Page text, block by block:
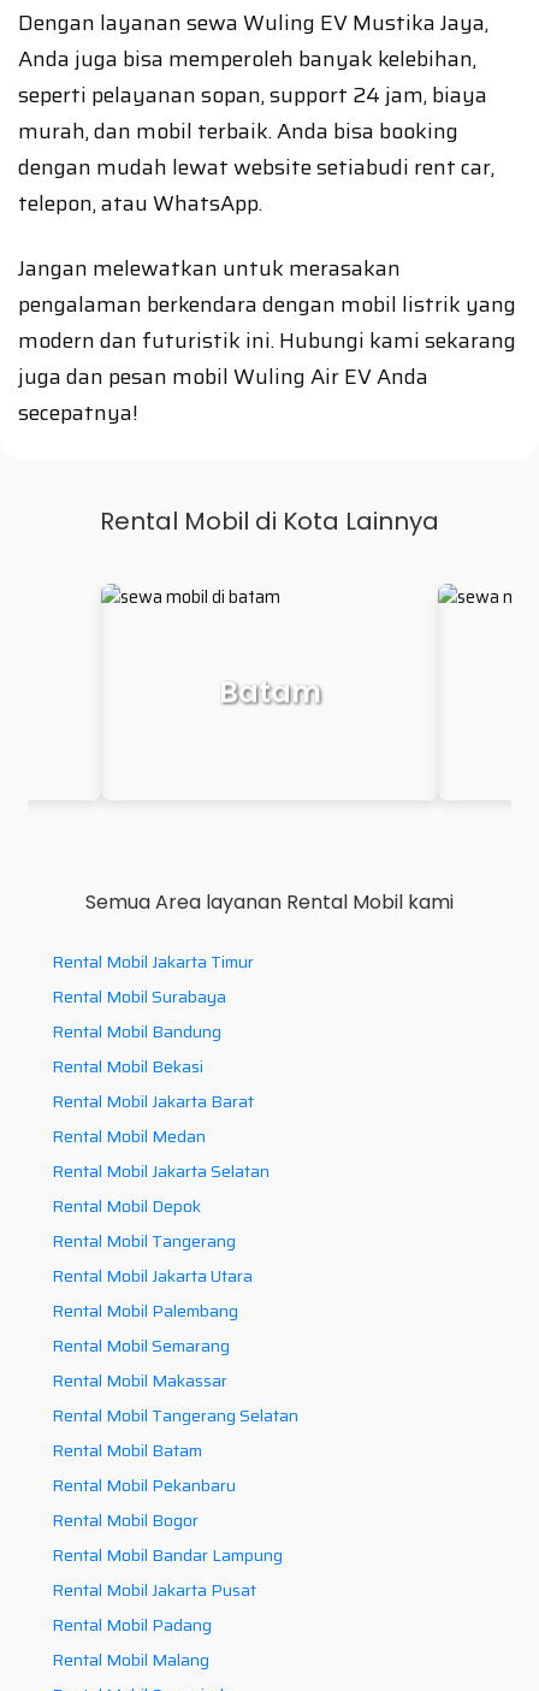
Dengan layanan sewa Wuling EV Mustika Jaya,
Anda juga bisa memperoleh banyak kelebihan,
seperti pelayanan sopan, support 24 jam, biaya
murah, dan mobil terbaik. Anda bisa booking
dengan mudah lewat website setiabudi rent car,
telepon, atau WhatsApp.
Jangan melewatkan untuk merasakan
pengalaman berkendara dengan mobil listrik yang
modern dan futuristik ini. Hubungi kami sekarang
juga dan pesan mobil Wuling Air EV Anda
secepatnya!
Rental Mobil di Kota Lainnya
Makassar
Semua Area layanan Rental Mobil kami
Rental Mobil Jakarta Timur
Rental Mobil Surabaya
Rental Mobil Bandung
Rental Mobil Bekasi
Rental Mobil Jakarta Barat
Rental Mobil Medan
Rental Mobil Jakarta Selatan
Rental Mobil Depok
Rental Mobil Tangerang
Rental Mobil Jakarta Utara
Rental Mobil Palembang
Rental Mobil Semarang
Rental Mobil Makassar
Rental Mobil Tangerang Selatan
Rental Mobil Batam
Rental Mobil Pekanbaru
Rental Mobil Bogor
Rental Mobil Bandar Lampung
Rental Mobil Jakarta Pusat
Rental Mobil Padang
Rental Mobil Malang